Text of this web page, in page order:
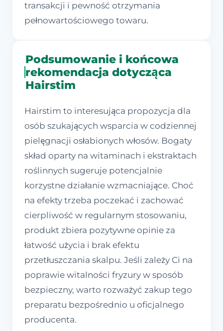
transakcji i pewność otrzymania
pełnowartościowego towaru.
Podsumowanie i końcowa
rekomendacja dotycząca
Hairstim
Hairstim to interesująca propozycja dla
osób szukających wsparcia w codziennej
pielęgnacji osłabionych włosów. Bogaty
skład oparty na witaminach i ekstraktach
roślinnych sugeruje potencjalnie
korzystne działanie wzmacniające. Choć
na efekty trzeba poczekać i zachować
cierpliwość w regularnym stosowaniu,
produkt zbiera pozytywne opinie za
łatwość użycia i brak efektu
przetłuszczania skalpu. Jeśli zależy Ci na
poprawie witalności fryzury w sposób
bezpieczny, warto rozważyć zakup tego
preparatu bezpośrednio u oficjalnego
producenta.